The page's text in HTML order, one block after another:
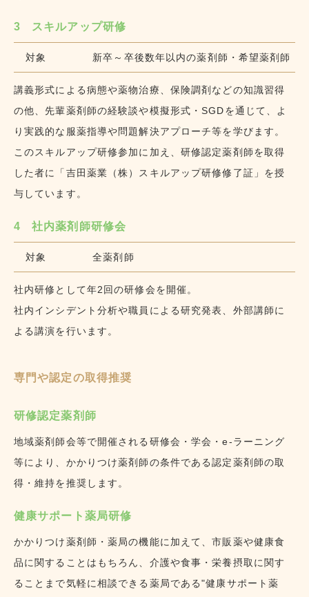
3 スキルアップ研修
対象 新卒～卒後数年以内の薬剤師・希望薬剤師
講義形式による病態や薬物治療、保険調剤などの知識習得
の他、先輩薬剤師の経験談や模擬形式・SGDを通じて、よ
り実践的な服薬指導や問題解決アプローチ等を学びます。
このスキルアップ研修参加に加え、研修認定薬剤師を取得
した者に「吉田薬業（株）スキルアップ研修修了証」を授
与しています。
4 社内薬剤師研修会
対象 全薬剤師
社内研修として年2回の研修会を開催。
社内インシデント分析や職員による研究発表、外部講師に
よる講演を行います。
専門や認定の取得推奨
研修認定薬剤師
地域薬剤師会等で開催される研修会・学会・e-ラーニング
等により、かかりつけ薬剤師の条件である認定薬剤師の取
得・維持を推奨します。
健康サポート薬局研修
かかりつけ薬剤師・薬局の機能に加えて、市販薬や健康食
品に関することはもちろん、介護や食事・栄養摂取に関す
ることまで気軽に相談できる薬局である"健康サポート薬